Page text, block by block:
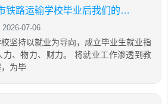
2026年四川省成都市铁路运输学校毕业后我们的出路
07-06
坚持以就业为导向，成立毕业生就业指
力、物力、财力。 将就业工作渗透到教
为毕